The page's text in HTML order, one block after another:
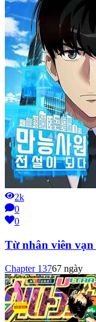
2k
0
0
Từ nhân viên
Chapter 13767 ngày